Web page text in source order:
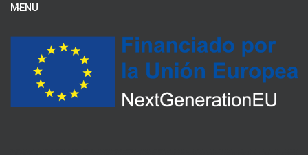
MENU